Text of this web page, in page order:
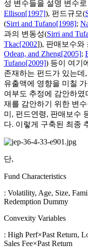
성 변수들을 설명 변수
Ellison[1997]), 펀드규모(
(Sirri and Tufano[1998];
과의 변동성(Sirri and
Tkac[2002]), 판매보수와
Odean, and Zheng[2005];
Tufano[2009]) 등이 여기
존재하는 펀드가 있는데
유출액에 영향을 미칠
여부도 추정에 감안하였
재를 감안하기 위한 변
미, 펀드연령, 판매보수
다. 이렇게 구축된 최종
단,
Fund Characteristics
: Volatility, Age, Size,
Redemption Dummy
Convexity Variables
: High Perf×Past Return,
Sales Fee×Past Return